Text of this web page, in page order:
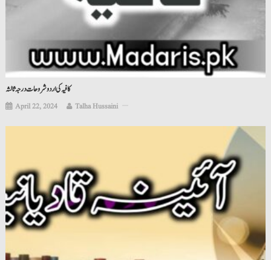
کافیہ کی اردو شروحات درجہ ثالثہ
April 22, 2024 Talha Hussaini